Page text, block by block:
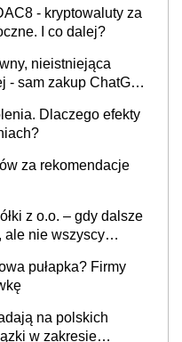
- kryptowaluty za
I co dalej?
nieistniejąca
- sam zakup ChatGPT
Dlaczego efekty
za rekomendacje
z o.o. – gdy dalsze
ale nie wszyscy
pułapka? Firmy
na polskich
w zakresie